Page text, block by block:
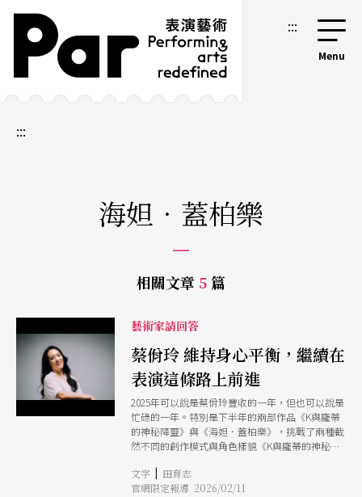
跳到主要內容區塊
網站導覽 :::
:::
海妲．蓋柏樂
相關文章 5 篇
藝術家請回答
蔡佾玲 維持身心平衡，繼續在
表演這條路上前進
2025年可以說是蔡佾玲豐收的一年，但也可以說是
忙碌的一年。特別是下半年的兩部作品《K與龐蒂
的神秘降靈》與《海妲．蓋柏樂》，挑戰了兩種截
然不同的創作模式與角色樣貌《K與龐蒂的神秘降
妲．蓋柏樂》則讓蔡佾玲再次面對經典文本，同時
這位女主角也被譽為現代劇場中最難詮釋的角色之
文字 | 田育志
官網限定報導 2026/02/11